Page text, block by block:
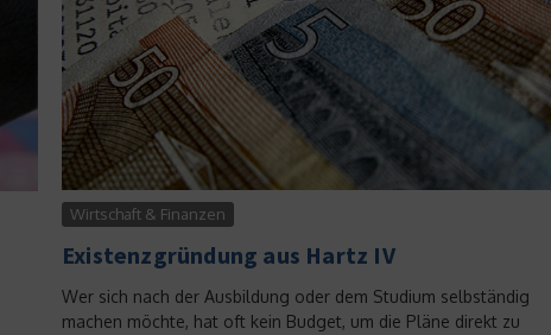
Wirtschaft & Finanzen
Existenzgründung aus Hartz IV
Wer sich nach der Ausbildung oder dem Studium selbständig
machen möchte, hat oft kein Budget, um die Pläne direkt zu